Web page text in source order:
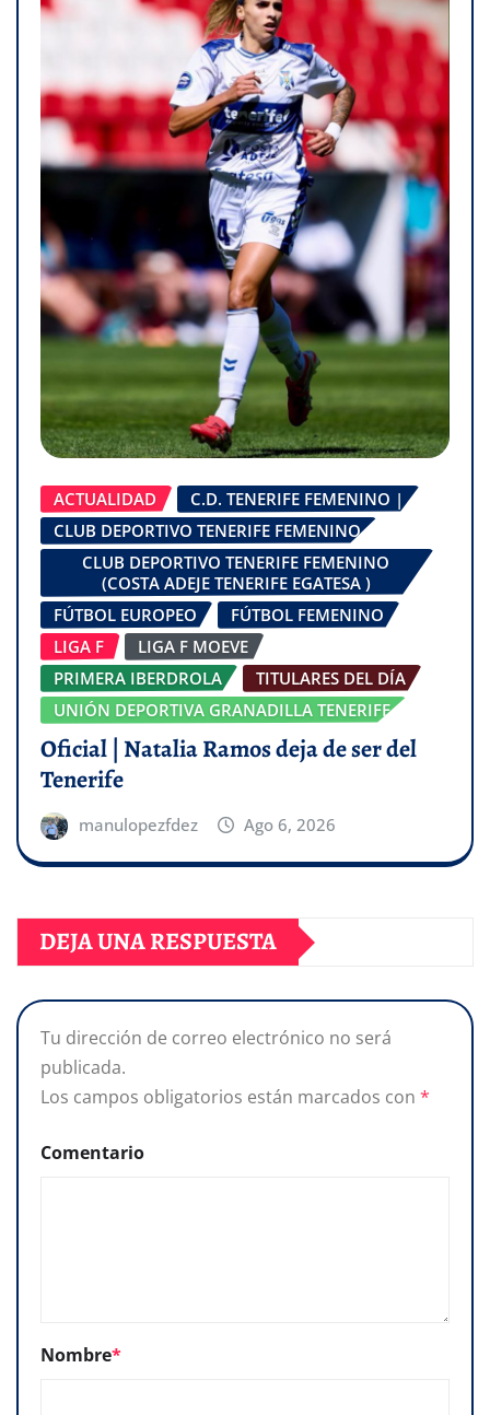
ACTUALIDAD
C.D. TENERIFE FEMENINO |
CLUB DEPORTIVO TENERIFE FEMENINO
CLUB DEPORTIVO TENERIFE FEMENINO
(COSTA ADEJE TENERIFE EGATESA )
FÚTBOL EUROPEO
FÚTBOL FEMENINO
LIGA F
LIGA F MOEVE
PRIMERA IBERDROLA
TITULARES DEL DÍA
UNIÓN DEPORTIVA GRANADILLA TENERIFE
Oficial | Natalia Ramos deja de ser del
Tenerife
manulopezfdez Ago 6, 2026
DEJA UNA RESPUESTA
Tu dirección de correo electrónico no será
publicada.
Los campos obligatorios están marcados con *
Comentario
Nombre*